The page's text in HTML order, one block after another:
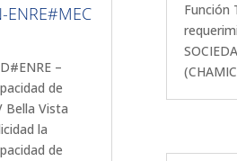
ENRE#MEC
–
de
Bella Vista
la
de
Función